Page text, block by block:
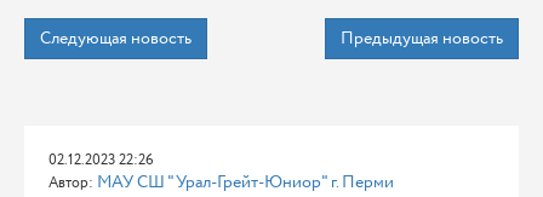
Следующая новость Предыдущая новость
02.12.2023 22:26
Автор: МАУ СШ "Урал-Грейт-Юниор" г. Перми